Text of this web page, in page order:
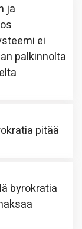
ja
ei
palkinnolta
pitää
byrokratia